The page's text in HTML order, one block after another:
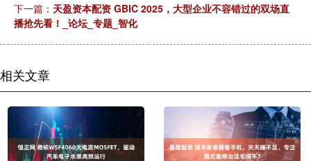
下一篇： 天盈资本配资 GBIC 2025，大型企业不容错过的双场直
播抢先看！_论坛_专题_智化
相关文章